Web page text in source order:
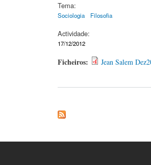
Tema:
Sociologia Filosofia
Actividade:
17/12/2012
Ficheiros: Jean Salem